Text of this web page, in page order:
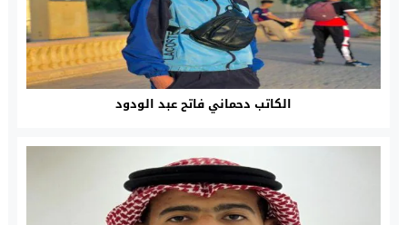
الكاتب دحماني فاتح عبد الودود